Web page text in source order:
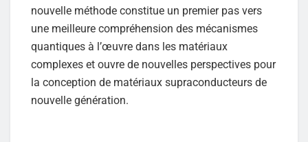
nouvelle méthode constitue un premier pas vers
une meilleure compréhension des mécanismes
quantiques à l’œuvre dans les matériaux
complexes et ouvre de nouvelles perspectives pour
la conception de matériaux supraconducteurs de
nouvelle génération.